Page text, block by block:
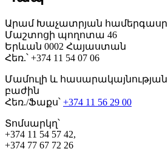
Արամ Խաչատրյան
Մաշտոցի պողոտա 46
Երևան 0002 Հայաստան
Հեռ.՝ +374 11 54 07 06
Մամուլի և
բաժին
Հեռ./Ֆաքս՝ +374 11 56 29 00
Տոմսարկղ՝
+374 11 54 57 42,
+374 77 67 72 26